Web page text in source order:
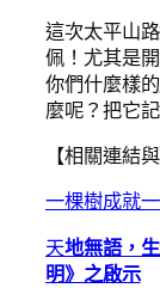
這次太平山
佩！尤其是
你們什麼樣
麼呢？把它
【相關連結
一棵樹成就
天地無語，
明》之啟示